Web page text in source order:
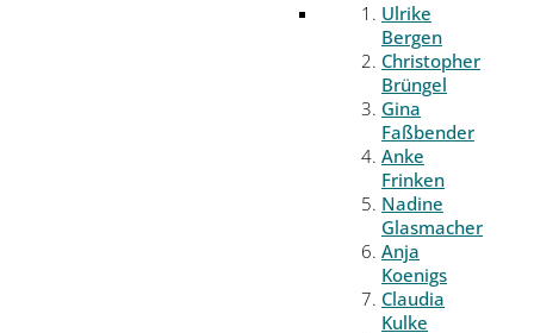
Ulrike
Bergen
Christopher
Brüngel
Gina
Faßbender
Anke
Frinken
Nadine
Glasmacher
Anja
Koenigs
Claudia
Kulke